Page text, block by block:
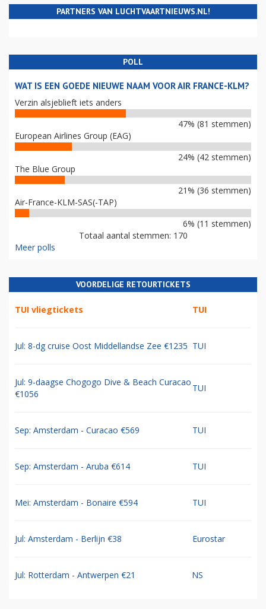
PARTNERS VAN LUCHTVAARTNIEUWS.NL!
POLL
WAT IS EEN GOEDE NIEUWE NAAM VOOR AIR FRANCE-KLM?
Verzin alsjeblieft iets anders
47% (81 stemmen)
European Airlines Group (EAG)
24% (42 stemmen)
The Blue Group
21% (36 stemmen)
Air-France-KLM-SAS(-TAP)
6% (11 stemmen)
Totaal aantal stemmen: 170
Meer polls
VOORDELIGE RETOURTICKETS
TUI vliegtickets TUI
Jul: 8-dg cruise Oost Middellandse Zee €1235 TUI
Jul: 9-daagse Chogogo Dive & Beach Curacao
€1056
TUI
Sep: Amsterdam - Curacao €569 TUI
Sep: Amsterdam - Aruba €614 TUI
Mei: Amsterdam - Bonaire €594 TUI
Jul: Amsterdam - Berlijn €38 Eurostar
Jul: Rotterdam - Antwerpen €21 NS